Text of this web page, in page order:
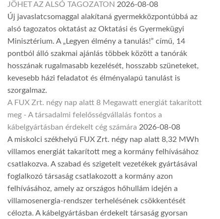
JÖHET AZ ALSÓ TAGOZATON 2026-08-08
Új javaslatcsomaggal alakítaná gyermekközpontúbbá az
alsó tagozatos oktatást az Oktatási és Gyermekügyi
Minisztérium. A „Legyen élmény a tanulás!” című, 14
pontból álló szakmai ajánlás többek között a tanórák
hosszának rugalmasabb kezelését, hosszabb szüneteket,
kevesebb házi feladatot és élményalapú tanulást is
szorgalmaz.
A FUX Zrt. négy nap alatt 8 Megawatt energiát takarított
meg - A társadalmi felelősségvállalás fontos a
kábelgyártásban érdekelt cég számára 2026-08-08
A miskolci székhelyű FUX Zrt. négy nap alatt 8,32 MWh
villamos energiát takarított meg a kormány felhívásához
csatlakozva. A szabad és szigetelt vezetékek gyártásával
foglalkozó társaság csatlakozott a kormány azon
felhívásához, amely az országos hőhullám idején a
villamosenergia-rendszer terhelésének csökkentését
célozta. A kábelgyártásban érdekelt társaság gyorsan